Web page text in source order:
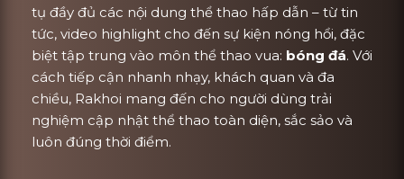
tụ đầy đủ các nội dung thể thao hấp dẫn – từ tin
tức, video highlight cho đến sự kiện nóng hổi, đặc
biệt tập trung vào môn thể thao vua: bóng đá. Với
cách tiếp cận nhanh nhạy, khách quan và đa
chiều, Rakhoi mang đến cho người dùng trải
nghiệm cập nhật thể thao toàn diện, sắc sảo và
luôn đúng thời điểm.